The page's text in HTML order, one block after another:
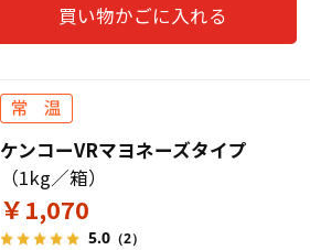
買い物かごに入れる
ケンコーVRマヨネーズタイプ
（1kg／箱）
￥1,070
5.0（2）